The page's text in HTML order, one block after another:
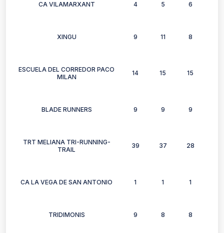
CA VILAMARXANT 4 5 6
XINGU 9 11 8
ESCUELA DEL CORREDOR PACO
MILAN
14 15 15
BLADE RUNNERS 9 9 9
TRT MELIANA TRI-RUNNING-
TRAIL
39 37 28
CA LA VEGA DE SAN ANTONIO 1 1 1
TRIDIMONIS 9 8 8